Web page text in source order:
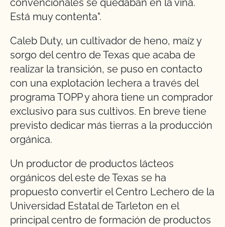
Está muy contenta".
Caleb Duty, un cultivador de heno, maíz y
sorgo del centro de Texas que acaba de
realizar la transición, se puso en contacto
con una explotación lechera a través del
programa TOPP y ahora tiene un comprador
exclusivo para sus cultivos. En breve tiene
previsto dedicar más tierras a la producción
orgánica.
Un productor de productos lácteos
orgánicos del este de Texas se ha
propuesto convertir el Centro Lechero de la
Universidad Estatal de Tarleton en el
principal centro de formación de productos